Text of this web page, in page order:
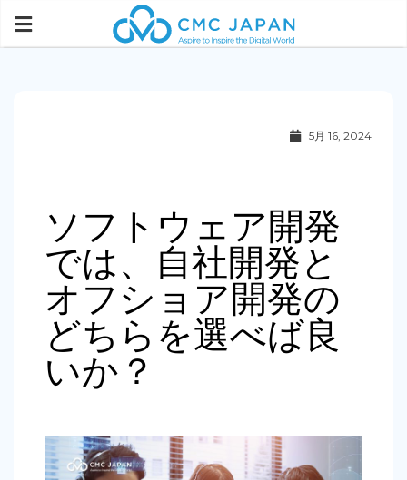
5月 16, 2024
ソフトウェア開発
では、自社開発と
オフショア開発の
どちらを選べば良
いか？